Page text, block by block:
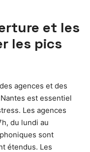
et les
les pics
agences et des
est essentiel
Les agences
du lundi au
sont
étendus. Les